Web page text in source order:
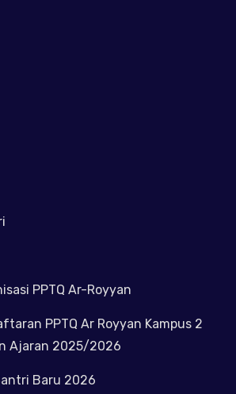
PPTQ Ar-Royyan
PPTQ Ar Royyan Kampus 2
Ajaran 2025/2026
Baru 2026